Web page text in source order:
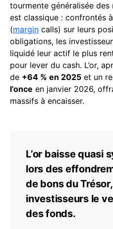
tourmente généralisée des
est classique : confrontés
(margin calls) sur leurs
obligations, les
liquidé leur actif le plus
pour lever du cash. L’or,
de +64 % en 2025 et un
l’once en janvier 2026,
massifs à encaisser.
L’or baisse quasi
lors des
de bons du
investisseurs le
des fonds.